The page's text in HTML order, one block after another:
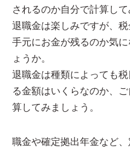
されるのか自分で計算して
退職金は楽しみですが、
手元にお金が残るのか気
ょうか。
退職金は種類によっても
る金額はいくらなのか、
算してみましょう。
職金や確定拠出年金など